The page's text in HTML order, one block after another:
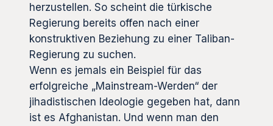
herzustellen. So scheint die türkische
Regierung bereits offen nach einer
konstruktiven Beziehung zu einer Taliban-
Regierung zu suchen.
Wenn es jemals ein Beispiel für das
erfolgreiche „Mainstream-Werden“ der
jihadistischen Ideologie gegeben hat, dann
ist es Afghanistan. Und wenn man den